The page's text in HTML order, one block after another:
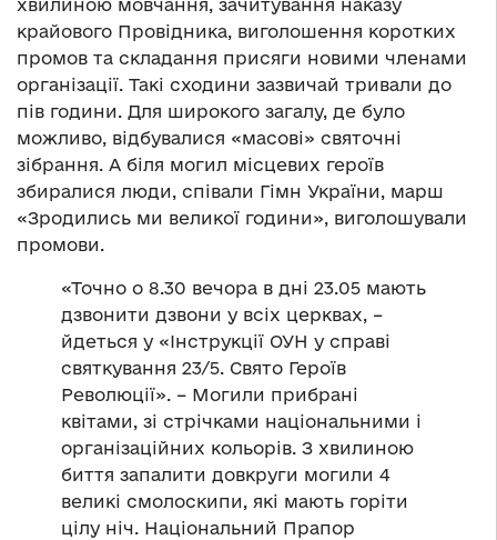
хвилиною мовчання, зачитування наказу
крайового Провідника, виголошення коротких
промов та складання присяги новими членами
організації. Такі сходини зазвичай тривали до
пів години. Для широкого загалу, де було
можливо, відбувалися «масові» святочні
зібрання. А біля могил місцевих героїв
збиралися люди, співали Гімн України, марш
«Зродились ми великої години», виголошували
промови.
«Точно о 8.30 вечора в дні 23.05 мають
дзвонити дзвони у всіх церквах, –
йдеться у «Інструкції ОУН у справі
святкування 23/5. Свято Героїв
Революції». – Могили прибрані
квітами, зі стрічками національними і
організаційних кольорів. З хвилиною
биття запалити довкруги могили 4
великі смолоскипи, які мають горіти
цілу ніч. Національний Прапор